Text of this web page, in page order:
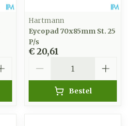
Hartmann
Eycopad 70x85mm St. 25
P/s
€ 20,61
Bestel